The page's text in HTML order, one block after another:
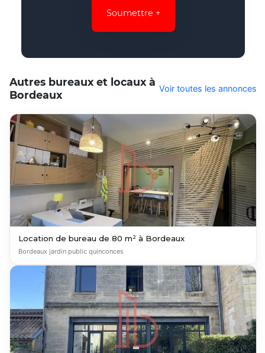
Autres bureaux et locaux à
Bordeaux
Voir toutes les annonces
Location de bureau de 80 m² à Bordeaux
Bordeaux jardin public quinconces